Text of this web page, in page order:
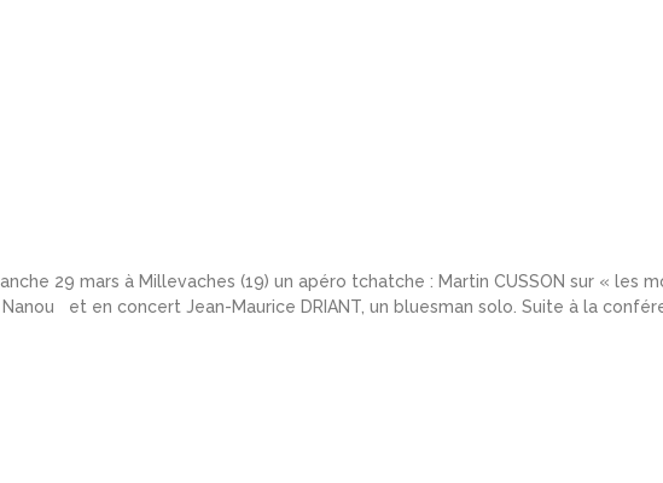
29 mars à Millevaches (19) un apéro tchatche : Martin CUSSON sur « les
et en concert Jean-Maurice DRIANT, un bluesman solo. Suite à la